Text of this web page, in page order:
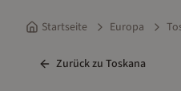
Startseite Europa
Zurück zu Toskana